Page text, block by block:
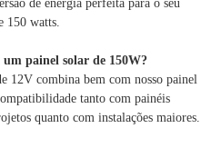
de energia perfeita para o seu
150 watts.
painel solar de 150W?
12V combina bem com nosso painel
tanto com painéis
quanto com instalações maiores.